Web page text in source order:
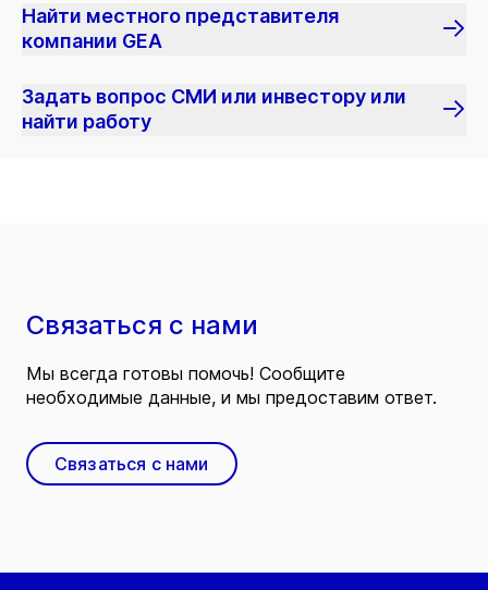
Найти местного представителя
компании GEA
Задать вопрос СМИ или инвестору или
найти работу
Связаться с нами
Мы всегда готовы помочь! Сообщите
необходимые данные, и мы предоставим ответ.
Связаться с нами